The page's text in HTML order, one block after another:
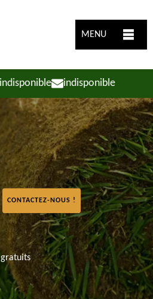
MENU
indisponible indisponible
CONTACTEZ-NOUS !